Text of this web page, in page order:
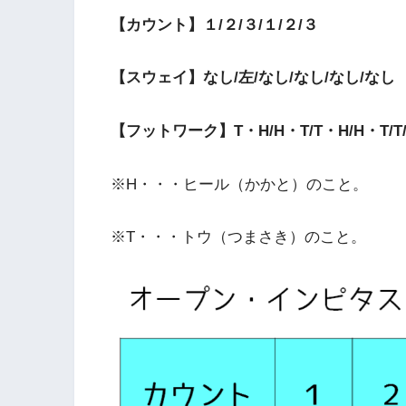
【カウント】１/２/３/１/２/３
【スウェイ】なし/左/なし/なし/なし/なし
【フットワーク】T・H/H・T/T・H/H・T/
※H・・・ヒール（かかと）のこと。
※T・・・トウ（つまさき）のこと。